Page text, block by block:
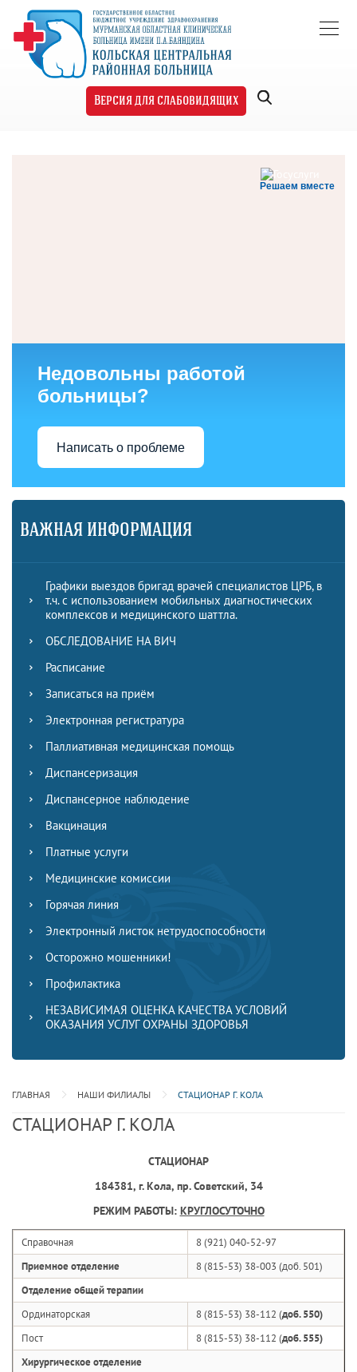
Версия для слабовидящих
Решаем вместе
Недовольны работой
больницы?
Написать о проблеме
ВАЖНАЯ ИНФОРМАЦИЯ
Графики выездов бригад врачей специалистов ЦРБ, в
т.ч. с использованием мобильных диагностических
комплексов и медицинского шаттла.
ОБСЛЕДОВАНИЕ НА ВИЧ
Расписание
Записаться на приём
Электронная регистратура
Паллиативная медицинская помощь
Диспансеризация
Диспансерное наблюдение
Вакцинация
Платные услуги
Медицинские комиссии
Горячая линия
Электронный листок нетрудоспособности
Осторожно мошенники!
Профилактика
НЕЗАВИСИМАЯ ОЦЕНКА КАЧЕСТВА УСЛОВИЙ
ОКАЗАНИЯ УСЛУГ ОХРАНЫ ЗДОРОВЬЯ
ГЛАВНАЯ НАШИ ФИЛИАЛЫ СТАЦИОНАР Г. КОЛА
СТАЦИОНАР Г. КОЛА
СТАЦИОНАР
184381, г. Кола, пр. Советский, 34
РЕЖИМ РАБОТЫ: КРУГЛОСУТОЧНО
Справочная
8 (921) 040-52-97
Приемное отделение
8 (815-53) 38-003 (доб. 501)
Отделение общей терапии
Ординаторская
8 (815-53) 38-112 (доб. 550)
Пост
8 (815-53) 38-112 (доб. 555)
Хирургическое отделение